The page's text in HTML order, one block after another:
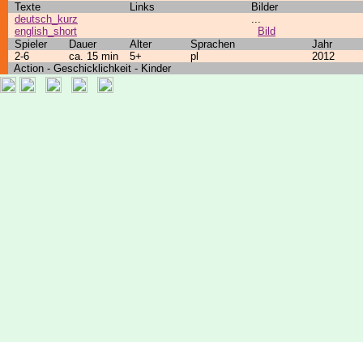
Texte Links
Bilder
deutsch_kurz
english_short
...
Bild
Spieler
Dauer Alter Sprachen
Jahr
2-6
ca. 15 min 5+ pl
2012
Action - Geschicklichkeit - Kinder